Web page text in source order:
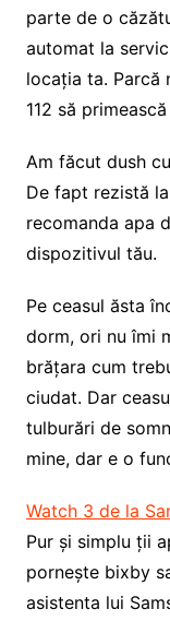
parte de o
automat la
locația ta. Parcă
112 să
Am făcut dush
De fapt rezistă
recomanda apa
dispozitivul tău.
Pe ceasul ăsta
dorm, ori nu îmi
brățara cum
ciudat. Dar
tulburări de
mine, dar e o
Watch 3 de la
Pur și simplu ții
pornește bixby
asistenta lui